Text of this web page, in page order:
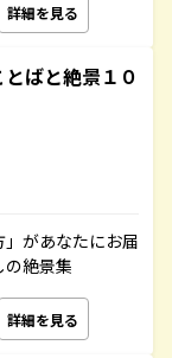
詳細を見る
ばと絶景１０
があなたにお届
の絶景集
詳細を見る